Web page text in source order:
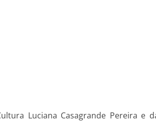
Luciana Casagrande Pereira e